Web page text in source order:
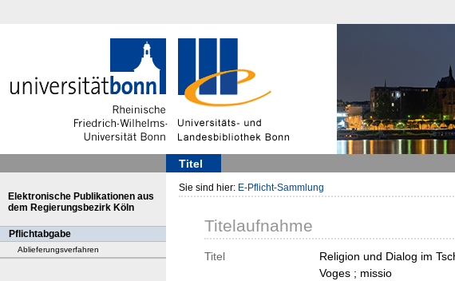
Titel
Elektronische Publikationen aus
dem Regierungsbezirk Köln
Pflichtabgabe
Ablieferungsverfahren
Sie sind hier: E-Pflicht-Sammlung
Titelaufnahme
Titel
Religion und Dialog im
Voges ; missio